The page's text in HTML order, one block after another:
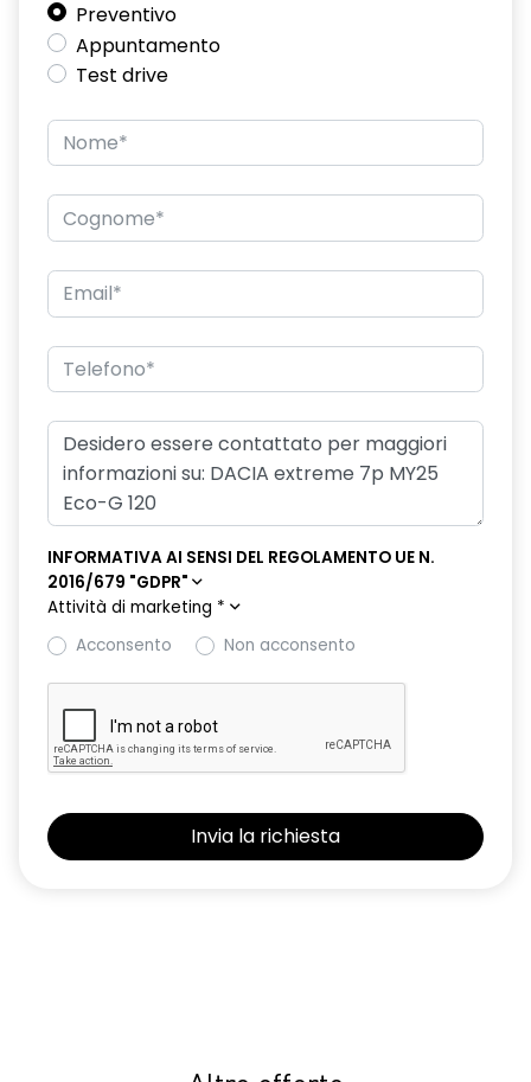
Preventivo
Appuntamento
Test drive
INFORMATIVA AI SENSI DEL REGOLAMENTO UE N.
2016/679 "GDPR"
Attività di marketing *
Acconsento
Non acconsento